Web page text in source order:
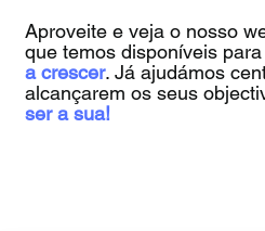
Aproveite e veja o nosso
que temos disponíveis para
a crescer. Já ajudámos
alcançarem os seus
ser a sua!